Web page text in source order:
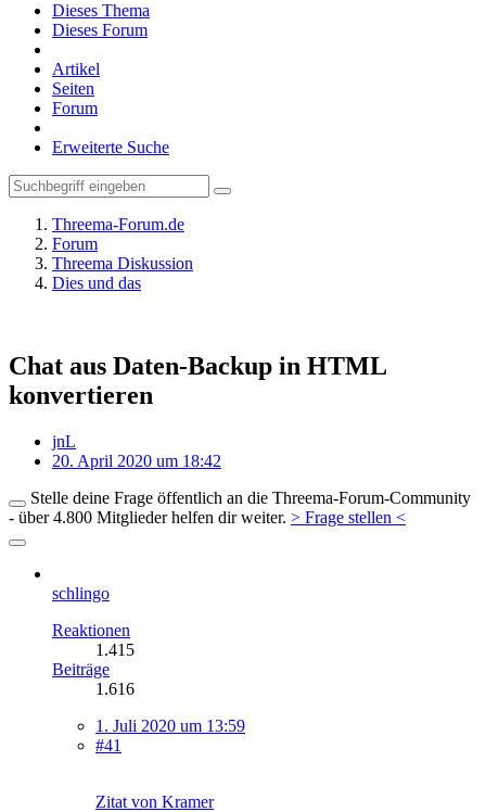
Dieses Thema
Dieses Forum
Artikel
Seiten
Forum
Erweiterte Suche
Threema-Forum.de
Forum
Threema Diskussion
Dies und das
Chat aus Daten-Backup in HTML
konvertieren
jnL
20. April 2020 um 18:42
Stelle deine Frage öffentlich an die Threema-Forum-Community
- über 4.800 Mitglieder helfen dir weiter. > Frage stellen <
schlingo
Reaktionen
1.415
Beiträge
1.616
1. Juli 2020 um 13:59
#41
Zitat von Kramer